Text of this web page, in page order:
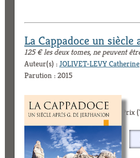
La Cappadoce un
125 € les deux tomes, ne peuvent
Auteur(s) :JOLIVET-LEVY Catherine
Parution : 2015
Prix